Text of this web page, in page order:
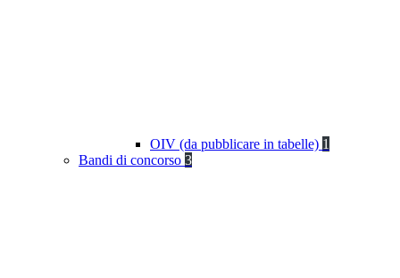
OIV (da pubblicare in tabelle) 1
Bandi di concorso 3